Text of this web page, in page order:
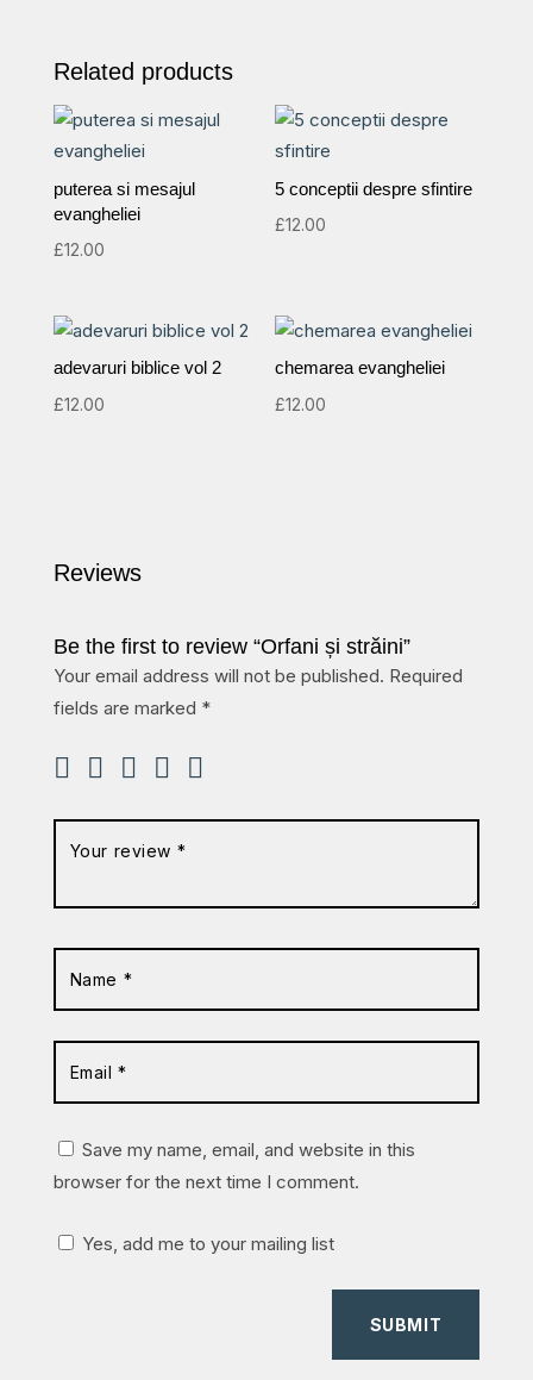
Related products
puterea si mesajul
evangheliei
£12.00
5 conceptii despre sfintire
£12.00
adevaruri biblice vol 2
£12.00
chemarea evangheliei
£12.00
Reviews
Be the first to review “Orfani și străini”
Your email address will not be published. Required
fields are marked *
Save my name, email, and website in this
browser for the next time I comment.
Yes, add me to your mailing list
SUBMIT